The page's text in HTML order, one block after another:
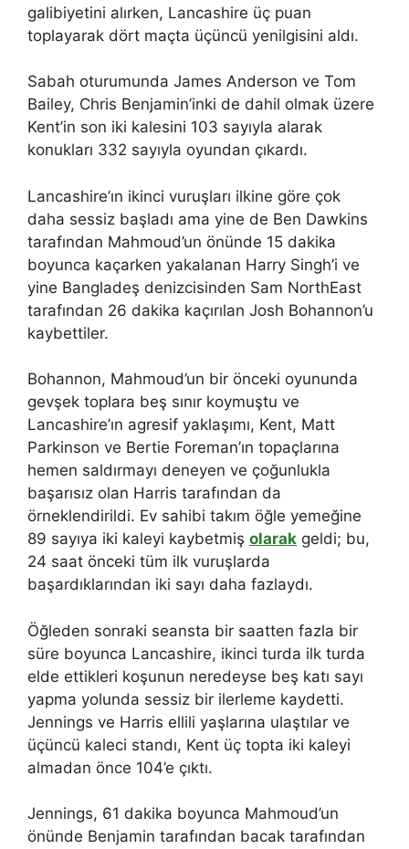
galibiyetini alırken, Lancashire üç puan
toplayarak dört maçta üçüncü yenilgisini aldı.
Sabah oturumunda James Anderson ve Tom
Bailey, Chris Benjamin’inki de dahil olmak üzere
Kent’in son iki kalesini 103 sayıyla alarak
konukları 332 sayıyla oyundan çıkardı.
Lancashire’ın ikinci vuruşları ilkine göre çok
daha sessiz başladı ama yine de Ben Dawkins
tarafından Mahmoud’un önünde 15 dakika
boyunca kaçarken yakalanan Harry Singh’i ve
yine Bangladeş denizcisinden Sam NorthEast
tarafından 26 dakika kaçırılan Josh Bohannon’u
kaybettiler.
Bohannon, Mahmoud’un bir önceki oyununda
gevşek toplara beş sınır koymuştu ve
Lancashire’ın agresif yaklaşımı, Kent, Matt
Parkinson ve Bertie Foreman’ın topaçlarına
hemen saldırmayı deneyen ve çoğunlukla
başarısız olan Harris tarafından da
örneklendirildi. Ev sahibi takım öğle yemeğine
89 sayıya iki kaleyi kaybetmiş olarak geldi; bu,
24 saat önceki tüm ilk vuruşlarda
başardıklarından iki sayı daha fazlaydı.
Öğleden sonraki seansta bir saatten fazla bir
süre boyunca Lancashire, ikinci turda ilk turda
elde ettikleri koşunun neredeyse beş katı sayı
yapma yolunda sessiz bir ilerleme kaydetti.
Jennings ve Harris ellili yaşlarına ulaştılar ve
üçüncü kaleci standı, Kent üç topta iki kaleyi
almadan önce 104’e çıktı.
Jennings, 61 dakika boyunca Mahmoud’un
önünde Benjamin tarafından bacak tarafından